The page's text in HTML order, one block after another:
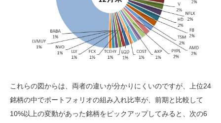
これらの図からは、両者の違いが分かりにくいのですが、上位24
銘柄の中でポートフォリオの組み入れ比率が、前期と比較して
10%以上の変動があった銘柄をピックアップしてみると、次の6